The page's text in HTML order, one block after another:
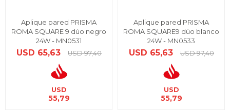
Aplique pared PRISMA
ROMA SQUARE 9 dúo negro
24W - MN0531
USD 65,63 USD 97,40
USD
55,79
Aplique pared PRISMA
ROMA SQUARE9 dúo blanco
24W - MN0533
USD 65,63 USD 97,40
USD
55,79